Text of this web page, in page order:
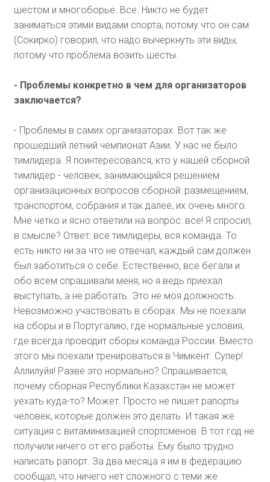
шестом и многоборье. Все. Никто не будет
заниматься этими видами спорта, потому что он сам
(Сокирко) говорил, что надо вычеркнуть эти виды,
потому что проблема возить шесты.
- Проблемы конкретно в чем для организаторов
заключается?
- Проблемы в самих организаторах. Вот так же
прошедший летний чемпионат Азии. У нас не было
тимлидера. Я поинтересовался, кто у нашей сборной
тимлидер - человек, занимающийся решением
организационных вопросов сборной: размещением,
транспортом, собрания и так далее, их очень много.
Мне четко и ясно ответили на вопрос: все! Я спросил,
в смысле? Ответ: все тимлидеры, вся команда. То
есть никто ни за что не отвечал, каждый сам должен
был заботиться о себе. Естественно, все бегали и
обо всем спрашивали меня, но я ведь приехал
выступать, а не работать. Это не моя должность.
Невозможно участвовать в сборах. Мы не поехали
на сборы и в Португалию, где нормальные условия,
где всегда проводит сборы команда России. Вместо
этого мы поехали тренироваться в Чимкент. Супер!
Аллилуйя! Разве это нормально? Спрашивается,
почему сборная Республики Казахстан не может
уехать куда-то? Может. Просто не пишет рапорты
человек, которые должен это делать. И такая же
ситуация с витаминизацией спортсменов. В тот год не
получили ничего от его работы. Ему было трудно
написать рапорт. За два месяца я им в федерацию
сообщал, что ничего нет сложного с теми же